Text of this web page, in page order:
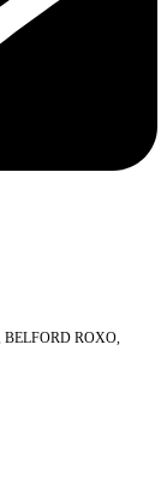
ROXO,